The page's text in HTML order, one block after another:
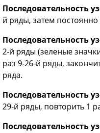
Последовательность
й ряды, затем
Последовательность
2-й ряды (зеленые
раз 9-26-й ряды,
ряда.
Последовательность
29-й ряды, повторить 1
Последовательность